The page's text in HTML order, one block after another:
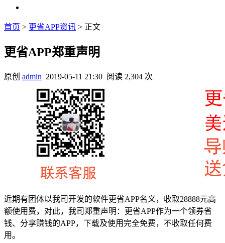
首页 > 更省APP资讯 > 正文
更省APP郑重声明
原创 admin 2019-05-11 21:30 阅读 2,304 次
近期有团体以我司开发的软件更省APP名义，收取28888元高
额使用费，对此，我司郑重声明：更省APP作为一个领券省
钱、分享赚钱的APP，下载及使用完全免费，不收取任何费
用。